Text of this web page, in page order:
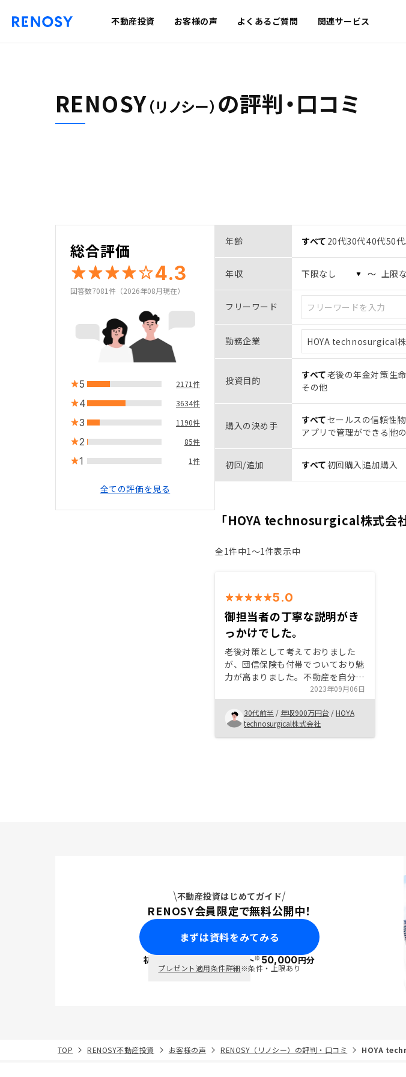
不動産投資 お客様の声 よくあるご質問 関連サービス
RENOSY（リノシー） の評判・口コミ
総合評価
4.3
回答数7081件（2026年08月現在）
5 2171件
4 3634件
3 1190件
2 85件
1 1件
全ての評価を見る
年齢 すべて 20代30代40代50
年収 〜
フリーワード
勤務企業
投資目的 すべて老後の年金対策生
その他
購入の決め手 すべてセールスの信頼性
アプリで管理ができる 他
初回/追加 すべて初回購入 追加購入
「HOYA technosurgical株式会社
全1件中1〜1件表示中
5.0
御担当者の丁寧な説明がき
っかけでした。
老後対策として考えておりました
が、団信保険も付帯でついており魅
力が高まりました。不動産を自分自
身が持つなんて想像もしておりませ
んでしたが、担当者の方の説明は丁
寧且つ分かりやすく、購入まで丁寧
な対応で行ってくれました。
2023年09月06日
30代前半 / 年収900万円台 /HOYA
technosurgical株式会社
不動産投資はじめてガイド
RENOSY会員限定で無料公開中！
まずは資料をみてみる
初回面談で ポイント※50,000円分
プレゼント適用条件詳細※条件・上限あり
TOP RENOSY不動産投資 お客様の声 RENOSY（リノシー）の評判・口コミ HOYA